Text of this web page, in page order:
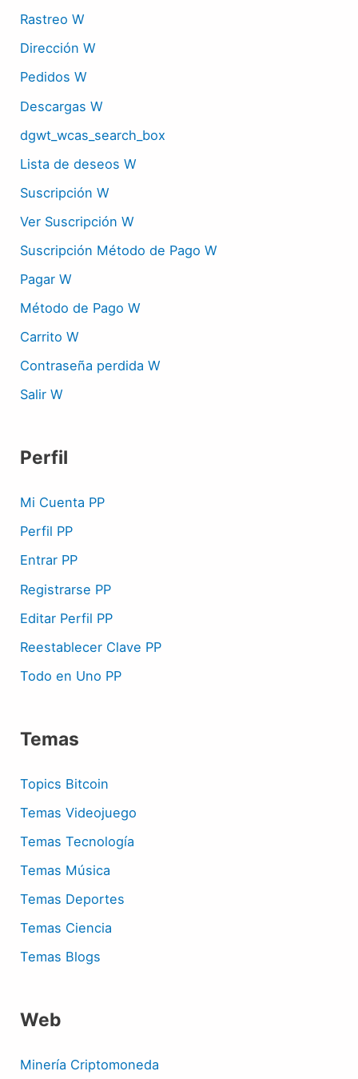
Rastreo W
Dirección W
Pedidos W
Descargas W
dgwt_wcas_search_box
Lista de deseos W
Suscripción W
Ver Suscripción W
Suscripción Método de Pago W
Pagar W
Método de Pago W
Carrito W
Contraseña perdida W
Salir W
Perfil
Mi Cuenta PP
Perfil PP
Entrar PP
Registrarse PP
Editar Perfil PP
Reestablecer Clave PP
Todo en Uno PP
Temas
Topics Bitcoin
Temas Videojuego
Temas Tecnología
Temas Música
Temas Deportes
Temas Ciencia
Temas Blogs
Web
Minería Criptomoneda